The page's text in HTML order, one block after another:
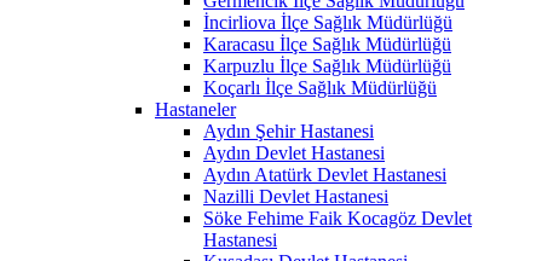
İncirliova İlçe Sağlık Müdürlüğü
Karacasu İlçe Sağlık Müdürlüğü
Karpuzlu İlçe Sağlık Müdürlüğü
Koçarlı İlçe Sağlık Müdürlüğü
Hastaneler
Aydın Şehir Hastanesi
Aydın Devlet Hastanesi
Aydın Atatürk Devlet Hastanesi
Nazilli Devlet Hastanesi
Söke Fehime Faik Kocagöz Devlet
Hastanesi